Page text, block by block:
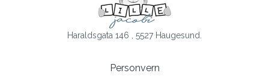
Haraldsgata 146 , 5527 Haugesund.
Personvern